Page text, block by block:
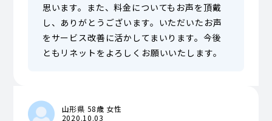
思います。また、料金についてもお声を頂戴
し、ありがとうございます。いただいたお声
をサービス改善に活かしてまいります。今後
ともリネットをよろしくお願いいたします。
山形県 58歳 女性
2020.10.03